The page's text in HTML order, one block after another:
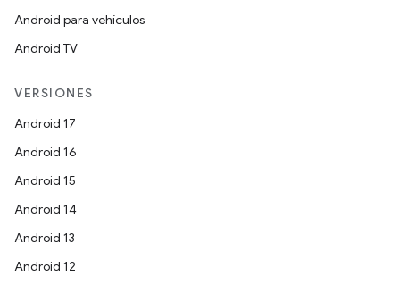
Android para vehículos
Android TV
VERSIONES
Android 17
Android 16
Android 15
Android 14
Android 13
Android 12